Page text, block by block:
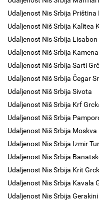
Udaljenost Nis Srbija Priština
Udaljenost Niš Srbija Kalitea
Udaljenost Nis Srbija Lisabon
Udaljenost Niš Srbija
Udaljenost Niš Srbija Sarti
Udaljenost Niš Srbija Čegar
Udaljenost Niš Srbija Sivota
Udaljenost Niš Srbija Krf
Udaljenost Niš Srbija
Udaljenost Niš Srbija Moskva
Udaljenost Nis Srbija Izmir
Udaljenost Nis Srbija
Udaljenost Nis Srbija Krit
Udaljenost Nis Srbija Kavala
Udaljenost Nis Srbija